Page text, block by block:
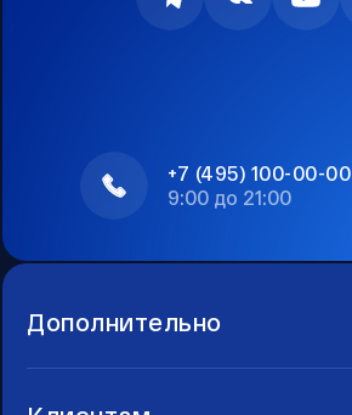
+7 (495) 100-00-00
9:00 до 21:00
Дополнительно